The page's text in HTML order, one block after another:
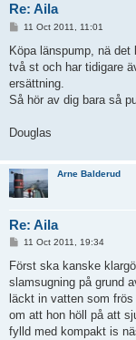
Re: Aila
P
s
11 Oct 2011, 11:01
Köpa länspump, nä
två st och har tidigare
ersättning.
Så hör av dig bara så
Douglas
Arne Balderud
Re: Aila
P
s
11 Oct 2011, 19:34
Först ska kanske
slamsugning på grund
läckt in vatten som
om att hon höll på att
fylld med kompakt is